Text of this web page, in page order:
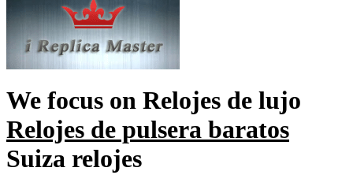
We focus on Relojes de lujo
Relojes de pulsera baratos
Suiza relojes